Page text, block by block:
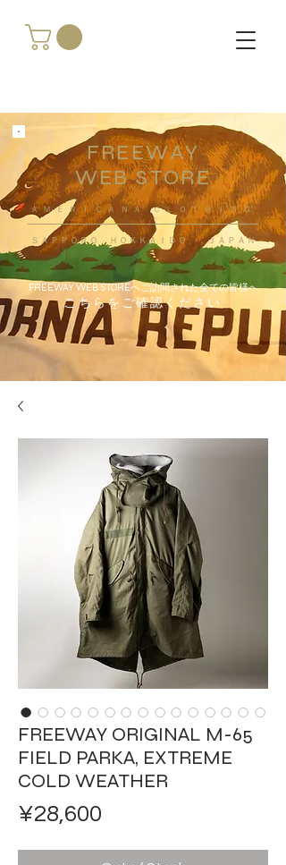
FREEWAY
WEB STORE
​ＡＭＥＲＩＣＡＮＡ ＣＬＯＴＨＩＮＧ
ＳＡＰＰＯＲＯ ＨＯＫＫＡＩＤＯ ，ＪＡＰＡＮ
FREEWAY WEB STOREへご訪問された全ての皆様へ
こちらをご確認ください
FREEWAY ORIGINAL M-65
FIELD PARKA, EXTREME
COLD WEATHER
¥28,600